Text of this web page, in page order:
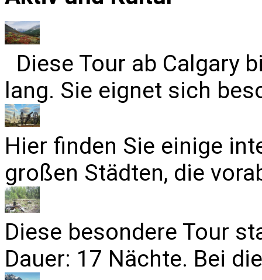
Diese Tour ab Calgary
lang. Sie eignet sich
Hier finden Sie einige
großen Städten, die
Diese besondere Tour
Dauer: 17 Nächte. Bei